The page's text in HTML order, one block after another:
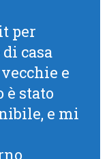
per
casa
e
è stato
e mi